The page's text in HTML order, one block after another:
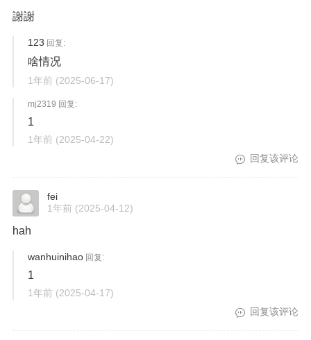
謝謝
123 回复:
啥情况
1年前 (2025-06-17)
mj2319 回复:
1
1年前 (2025-04-22)
回复该评论
fei
1年前 (2025-04-12)
hah
wanhuinihao 回复:
1
1年前 (2025-04-17)
回复该评论